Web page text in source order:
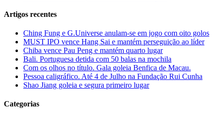
Artigos recentes
Ching Fung e G.Universe anulam-se em jogo com oito golos
MUST IPO vence Hang Sai e mantém perseguição ao líder
Chiba vence Pau Peng e mantém quarto lugar
Bali. Portuguesa detida com 50 balas na mochila
Com os olhos no título. Gala goleia Benfica de Macau.
Pessoa caligráfico. Até 4 de Julho na Fundação Rui Cunha
Shao Jiang goleia e segura primeiro lugar
Categorias